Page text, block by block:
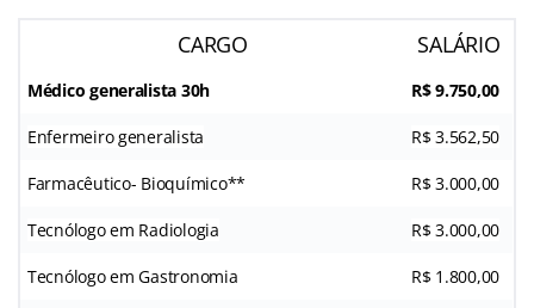
CARGO SALÁRIO
Médico generalista 30h R$ 9.750,00
Enfermeiro generalista R$ 3.562,50
Farmacêutico- Bioquímico** R$ 3.000,00
Tecnólogo em Radiologia R$ 3.000,00
Tecnólogo em Gastronomia R$ 1.800,00